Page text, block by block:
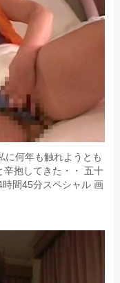
に何年も触れようとも
辛抱してきた・・ 五十
間45分スペシャル 画